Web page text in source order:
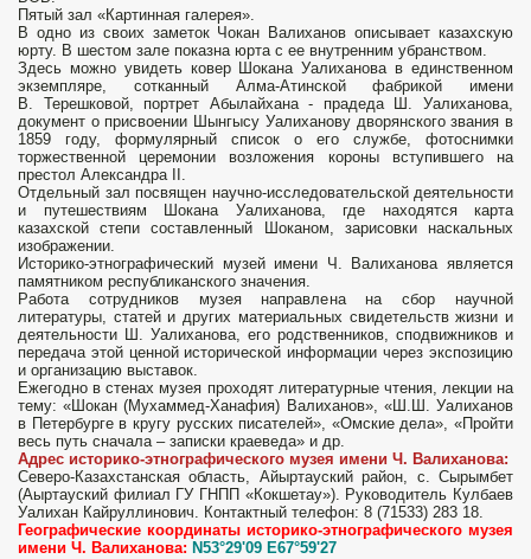
Пятый зал «Картинная галерея».
В одно из своих заметок Чокан Валиханов описывает казахскую
юрту. В шестом зале показна юрта с ее внутренним убранством.
Здесь можно увидеть ковер Шокана Уалиханова в единственном
экземпляре, сотканный Алма-Атинской фабрикой имени
В. Терешковой, портрет Абылайхана - прадеда Ш. Уалиханова,
документ о присвоении Шынгысу Уалиханову дворянского звания в
1859 году, формулярный список о его службе, фотоснимки
торжественной церемонии возложения короны вступившего на
престол Александра II.
Отдельный зал посвящен научно-исследовательской деятельности
и путешествиям Шокана Уалиханова, где находятся карта
казахской степи составленный Шоканом, зарисовки наскальных
изображении.
Историко-этнографический музей имени Ч. Валиханова является
памятником республиканского значения.
Работа сотрудников музея направлена на сбор научной
литературы, статей и других материальных свидетельств жизни и
деятельности Ш. Уалиханова, его родственников, сподвижников и
передача этой ценной исторической информации через экспозицию
и организацию выставок.
Ежегодно в стенах музея проходят литературные чтения, лекции на
тему: «Шокан (Мухаммед-Ханафия) Валиханов», «Ш.Ш. Уалиханов
в Петербурге в кругу русских писателей», «Омские дела», «Пройти
весь путь сначала – записки краеведа» и др.
Адрес историко-этнографического музея имени Ч. Валиханова:
Северо-Казахстанская область, Айыртауский район, с. Сырымбет
(Аыртауский филиал ГУ ГНПП «Кокшетау»). Руководитель Кулбаев
Уалихан Кайруллинович. Контактный телефон: 8 (71533) 283 18.
Географические координаты историко-этнографического музея
имени Ч. Валиханова: N53°29'09 E67°59'27